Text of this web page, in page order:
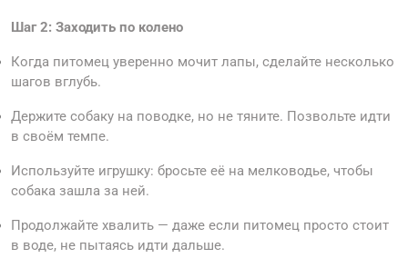
Шаг 2: Заходить по колено
Когда питомец уверенно мочит лапы, сделайте несколько
шагов вглубь.
Держите собаку на поводке, но не тяните. Позвольте идти
в своём темпе.
Используйте игрушку: бросьте её на мелководье, чтобы
собака зашла за ней.
Продолжайте хвалить — даже если питомец просто стоит
в воде, не пытаясь идти дальше.